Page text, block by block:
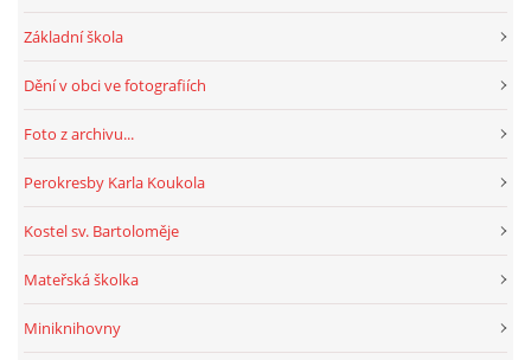
Základní škola
Dění v obci ve fotografiích
Foto z archivu...
Perokresby Karla Koukola
Kostel sv. Bartoloměje
Mateřská školka
Miniknihovny